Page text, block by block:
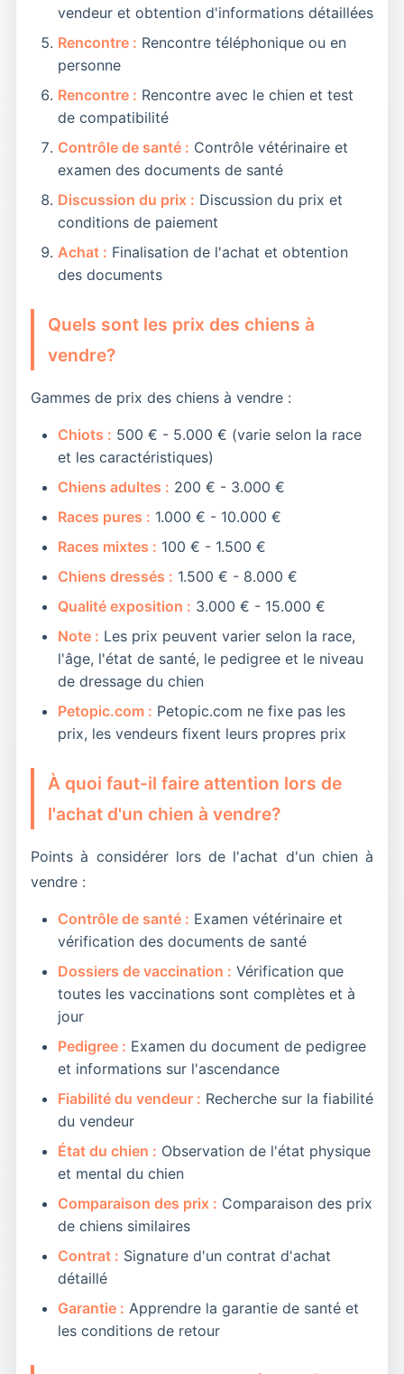
vendeur et obtention d'informations détaillées
Rencontre : Rencontre téléphonique ou en
personne
Rencontre : Rencontre avec le chien et test
de compatibilité
Contrôle de santé : Contrôle vétérinaire et
examen des documents de santé
Discussion du prix : Discussion du prix et
conditions de paiement
Achat : Finalisation de l'achat et obtention
des documents
Quels sont les prix des chiens à
vendre?
Gammes de prix des chiens à vendre :
Chiots : 500 € - 5.000 € (varie selon la race
et les caractéristiques)
Chiens adultes : 200 € - 3.000 €
Races pures : 1.000 € - 10.000 €
Races mixtes : 100 € - 1.500 €
Chiens dressés : 1.500 € - 8.000 €
Qualité exposition : 3.000 € - 15.000 €
Note : Les prix peuvent varier selon la race,
l'âge, l'état de santé, le pedigree et le niveau
de dressage du chien
Petopic.com : Petopic.com ne fixe pas les
prix, les vendeurs fixent leurs propres prix
À quoi faut-il faire attention lors de
l'achat d'un chien à vendre?
Points à considérer lors de l'achat d'un chien à
vendre :
Contrôle de santé : Examen vétérinaire et
vérification des documents de santé
Dossiers de vaccination : Vérification que
toutes les vaccinations sont complètes et à
jour
Pedigree : Examen du document de pedigree
et informations sur l'ascendance
Fiabilité du vendeur : Recherche sur la fiabilité
du vendeur
État du chien : Observation de l'état physique
et mental du chien
Comparaison des prix : Comparaison des prix
de chiens similaires
Contrat : Signature d'un contrat d'achat
détaillé
Garantie : Apprendre la garantie de santé et
les conditions de retour